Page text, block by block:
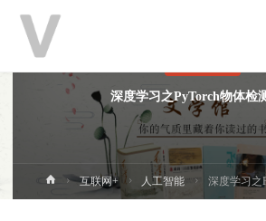
深度学习之PyTorch物体检
首
页
互联网+ 人工智能 深度学习之